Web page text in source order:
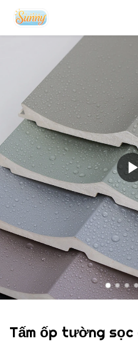
Tấm ốp tường sọc